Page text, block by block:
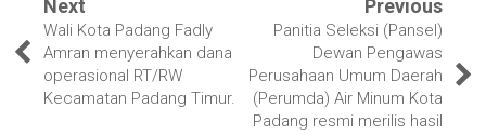
Next
Wali Kota Padang Fadly
Amran menyerahkan dana
operasional RT/RW
Kecamatan Padang Timur.
Previous
Panitia Seleksi (Pansel)
Dewan Pengawas
Perusahaan Umum Daerah
(Perumda) Air Minum Kota
Padang resmi merilis hasil